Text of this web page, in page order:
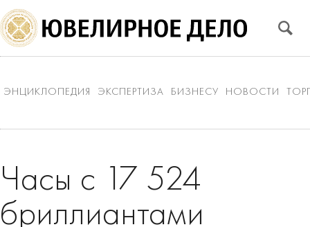
ЭНЦИКЛОПЕДИЯ ЭКСПЕРТИЗА БИЗНЕСУ НОВОСТИ
Часы с 17 524
бриллиантами